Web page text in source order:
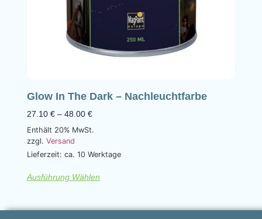
Glow In The Dark – Nachleuchtfarbe
27.10 € – 48.00 €
Enthält 20% MwSt.
zzgl. Versand
Lieferzeit: ca. 10 Werktage
Ausführung Wählen